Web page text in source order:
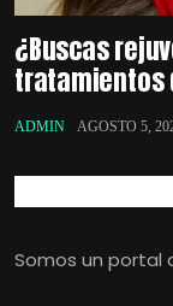
¿Buscas
tratamientos
ADMIN AGOSTO 5,
Somos un portal